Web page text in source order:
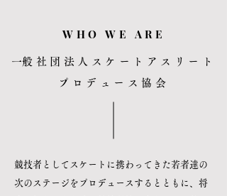
WHO WE ARE
​一般社団法人スケートアスリート
プロデュース協会
競技者としてスケートに携わってきた若者達の
次のステージをプロデュースするとともに、将